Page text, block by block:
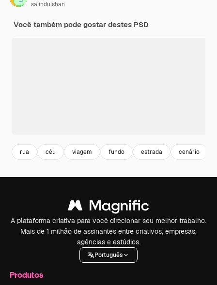
salinduishan
Você também pode gostar destes PSD
rua céu viagem fundo estrada cenário
A plataforma criativa para você direcionar seu melhor trabalho.
Mais de 1 milhão de assinantes entre criativos, empresas,
agências e estúdios.
Português
Produtos